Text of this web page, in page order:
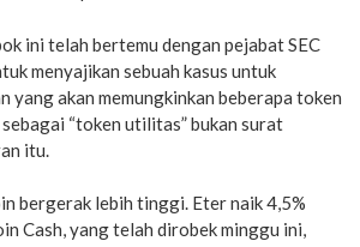
ini telah bertemu dengan pejabat SEC
menyajikan sebuah kasus untuk
yang akan memungkinkan beberapa token
“token utilitas” bukan surat
itu.
bergerak lebih tinggi. Eter naik 4,5%
Cash, yang telah dirobek minggu ini,